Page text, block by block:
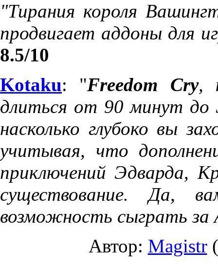
"Тирания короля
продвигает аддоны для
8.5/10
Kotaku: "Freedom Cry,
длиться от 90 минут до
насколько глубоко вы
учитывая, что
приключений Эдварда,
существование. Да,
возможность сыграть за
Автор: Magistr